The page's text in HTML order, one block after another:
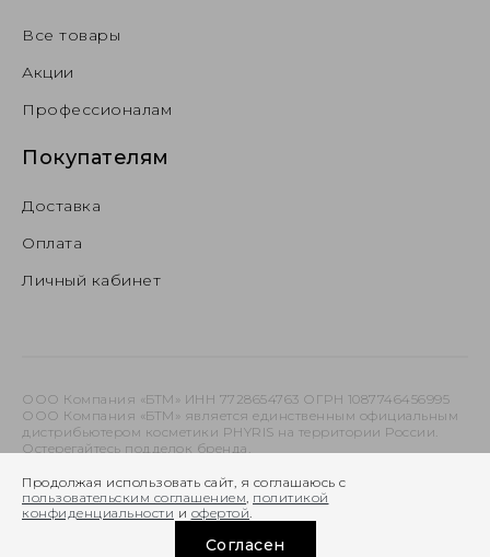
Все товары
Акции
Профессионалам
Покупателям
Доставка
Оплата
Личный кабинет
ООО Компания «БТМ» ИНН 7728654763 ОГРН 1087746456995
ООО Компания «БТМ» является единственным официальным
дистрибьютером косметики PHYRIS на территории России.
Остерегайтесь подделок бренда.
Продолжая использовать сайт, я соглашаюсь с
пользовательским соглашением, политикой
конфиденциальности и офертой.
Согласен